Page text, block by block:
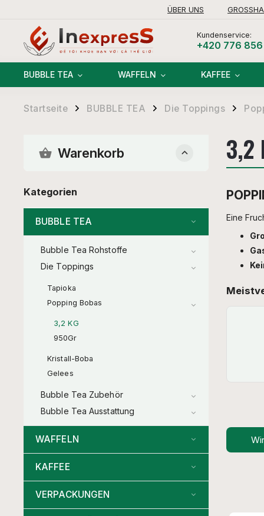
ÜBER UNS
Kundenservice:
+420 776
BUBBLE TEA WAFFELN KAFFEE
Startseite / BUBBLE TEA / Die Toppings /
Warenkorb
Kategorien
BUBBLE TEA
Bubble Tea Rohstoffe
Die Toppings
Tapioka
Popping Bobas
3,2 KG
950Gr
Kristall-Boba
Gelees
Bubble Tea Zubehör
Bubble Tea Ausstattung
WAFFELN
KAFFEE
VERPACKUNGEN
3,2
Eine